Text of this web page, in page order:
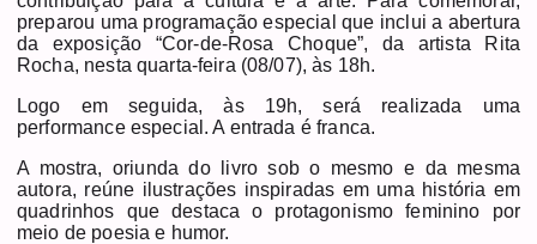
preparou uma programação especial que inclui a abertura
da exposição “Cor-de-Rosa Choque”, da artista Rita
Rocha, nesta quarta-feira (08/07), às 18h.
Logo em seguida, às 19h, será realizada uma
performance especial. A entrada é franca.
A mostra, oriunda do livro sob o mesmo e da mesma
autora, reúne ilustrações inspiradas em uma história em
quadrinhos que destaca o protagonismo feminino por
meio de poesia e humor.